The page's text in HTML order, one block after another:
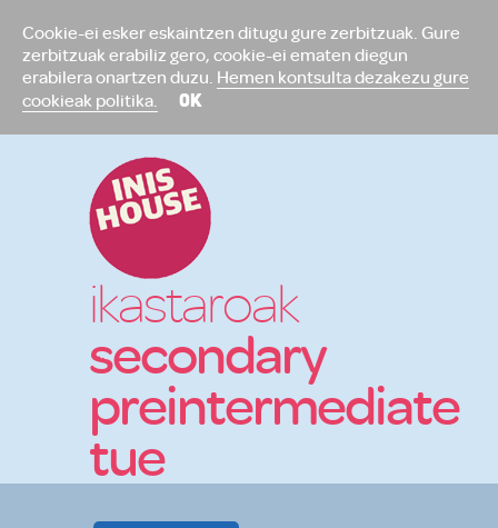
Cookie-ei esker eskaintzen ditugu gure zerbitzuak. Gure
zerbitzuak erabiliz gero, cookie-ei ematen diegun
erabilera onartzen duzu. Hemen kontsulta dezakezu gure
cookieak politika.
OK
ikastaroak
secondary
preintermediate
tue